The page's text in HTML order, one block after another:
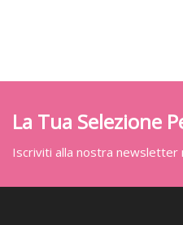
La Tua Selezione
Iscriviti alla nostra newsletter